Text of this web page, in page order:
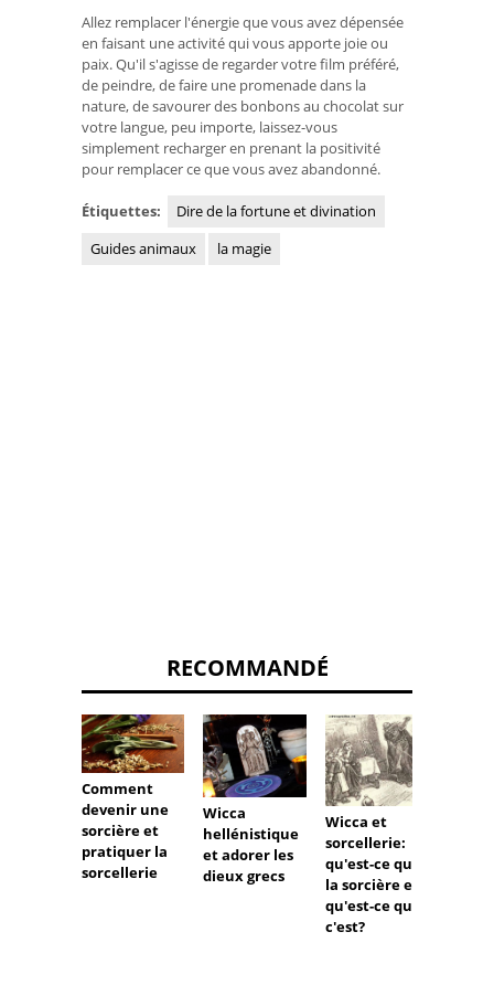
Allez remplacer l'énergie que vous avez dépensée
en faisant une activité qui vous apporte joie ou
paix. Qu'il s'agisse de regarder votre film préféré,
de peindre, de faire une promenade dans la
nature, de savourer des bonbons au chocolat sur
votre langue, peu importe, laissez-vous
simplement recharger en prenant la positivité
pour remplacer ce que vous avez abandonné.
Étiquettes:
Dire de la fortune et divination
Guides animaux
la magie
RECOMMANDÉ
Comment
devenir une
sorcière et
pratiquer la
sorcellerie
Wicca
hellénistique
et adorer les
dieux grecs
Wicca et
sorcellerie:
qu'est-ce que
la sorcière et
qu'est-ce que
c'est?